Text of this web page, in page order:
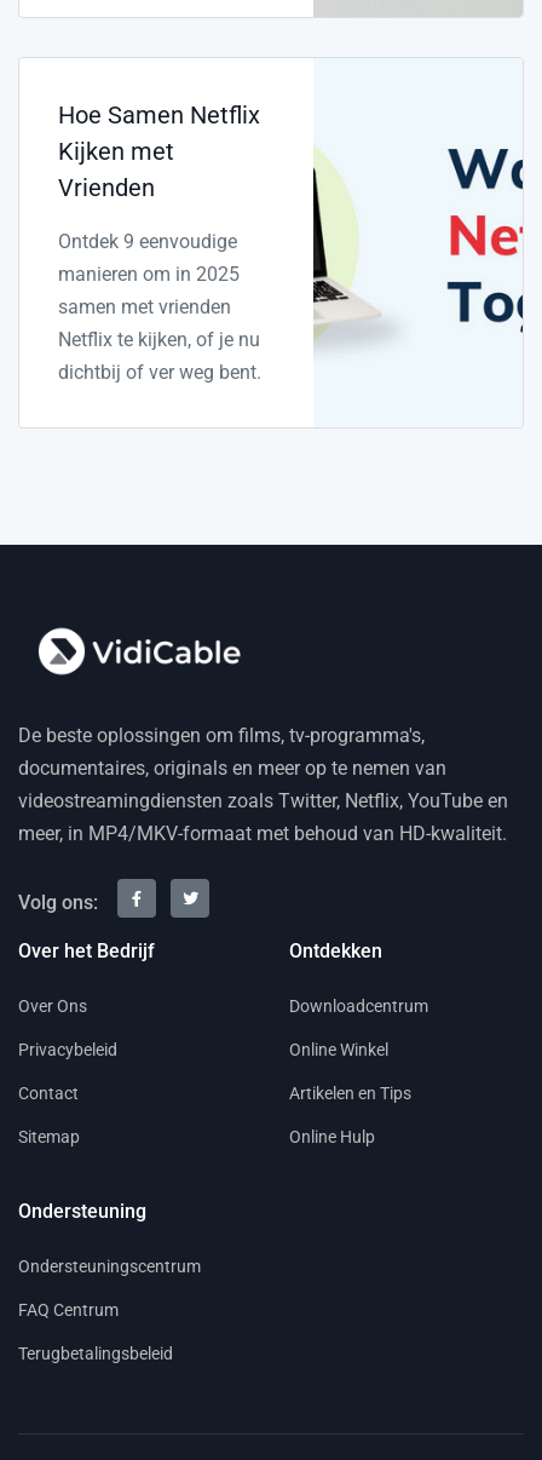
Hoe Samen Netflix
Kijken met
Vrienden
Ontdek 9 eenvoudige
manieren om in 2025
samen met vrienden
Netflix te kijken, of je nu
dichtbij of ver weg bent.
De beste oplossingen om films, tv-programma's,
documentaires, originals en meer op te nemen van
videostreamingdiensten zoals Twitter, Netflix, YouTube en
meer, in MP4/MKV-formaat met behoud van HD-kwaliteit.
Volg ons:
Over het Bedrijf
Over Ons
Privacybeleid
Contact
Sitemap
Ontdekken
Downloadcentrum
Online Winkel
Artikelen en Tips
Online Hulp
Ondersteuning
Ondersteuningscentrum
FAQ Centrum
Terugbetalingsbeleid